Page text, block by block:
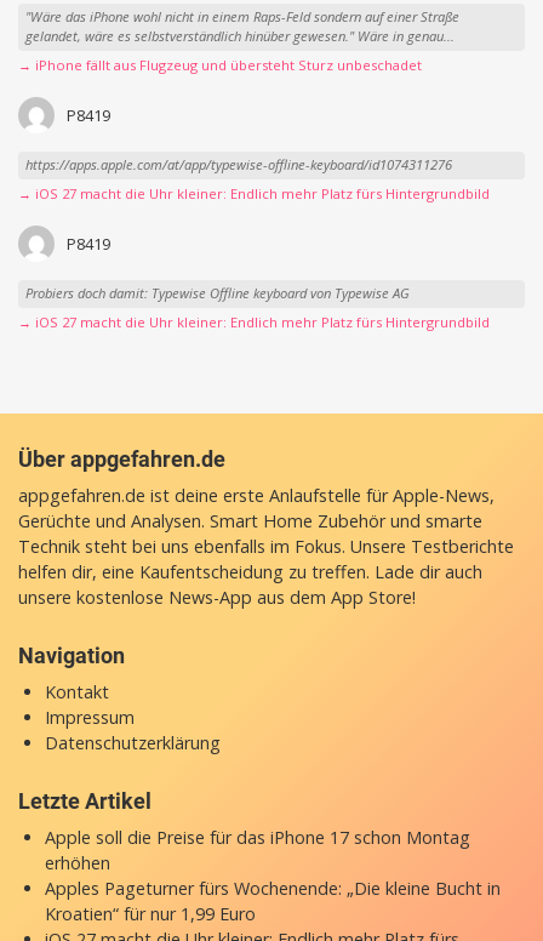
"Wäre das iPhone wohl nicht in einem Raps-Feld sondern auf einer Straße
gelandet, wäre es selbstverständlich hinüber gewesen." Wäre in genau...
→ iPhone fällt aus Flugzeug und übersteht Sturz unbeschadet
P8419
https://apps.apple.com/at/app/typewise-offline-keyboard/id1074311276
→ iOS 27 macht die Uhr kleiner: Endlich mehr Platz fürs Hintergrundbild
P8419
Probiers doch damit: Typewise Offline keyboard von Typewise AG
→ iOS 27 macht die Uhr kleiner: Endlich mehr Platz fürs Hintergrundbild
Über appgefahren.de
appgefahren.de ist deine erste Anlaufstelle für Apple-News,
Gerüchte und Analysen. Smart Home Zubehör und smarte
Technik steht bei uns ebenfalls im Fokus. Unsere Testberichte
helfen dir, eine Kaufentscheidung zu treffen. Lade dir auch
unsere kostenlose News-App aus dem App Store!
Navigation
Kontakt
Impressum
Datenschutzerklärung
Letzte Artikel
Apple soll die Preise für das iPhone 17 schon Montag
erhöhen
Apples Pageturner fürs Wochenende: „Die kleine Bucht in
Kroatien“ für nur 1,99 Euro